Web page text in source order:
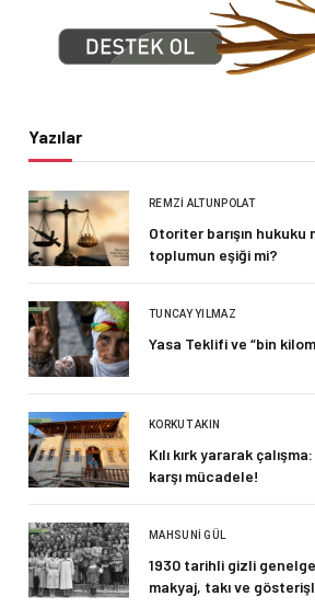
Yazılar
REMZI ALTUNPOLAT
Otoriter barışın hukuku
toplumun eşiği mi?
TUNCAY YILMAZ
Yasa Teklifi ve “bin
KORKUT AKIN
Kılı kırk yararak
karşı mücadele!
MAHSUNI GÜL
1930 tarihli gizli
makyaj, takı ve